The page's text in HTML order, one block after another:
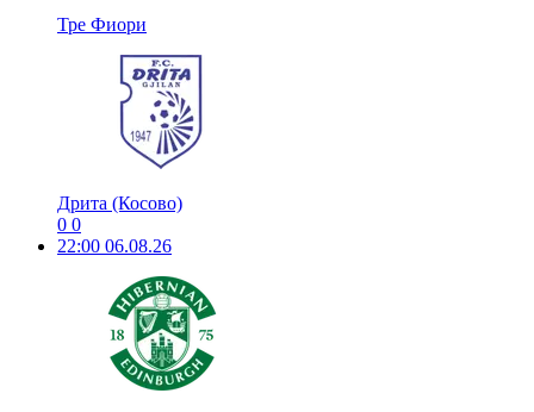
Тре Фиори
Дрита (Косово)
0 0
22:00 06.08.26